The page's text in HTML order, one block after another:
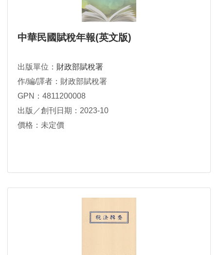
中華民國賦稅年報(英文版)
出版單位： 財政部賦稅署
作/編/譯者：財政部賦稅署
GPN：4811200008
出版／創刊日期：2023-10
價格：未定價